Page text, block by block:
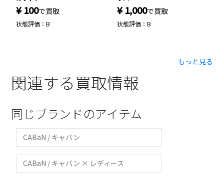
¥ 100で買取
状態評価：B
¥ 1,000で買取
状態評価：B
もっと見る
関連する買取情報
同じブランドのアイテム
CABaN / キャバン
CABaN / キャバン × レディース